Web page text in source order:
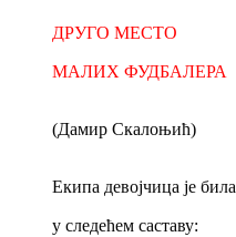
ДРУГО МЕСТО
МАЛИХ ФУДБАЛЕРА
(Дамир Скалоњић)
Екипа девојчица је била
у следећем саставу: